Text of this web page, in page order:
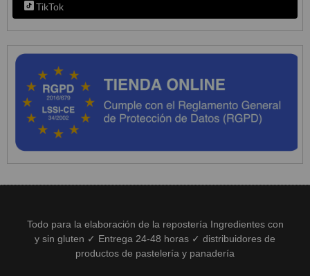
TikTok
Todo para la elaboración de la repostería Ingredientes con
y sin gluten ✓ Entrega 24-48 horas ✓ distribuidores de
productos de pastelería y panadería